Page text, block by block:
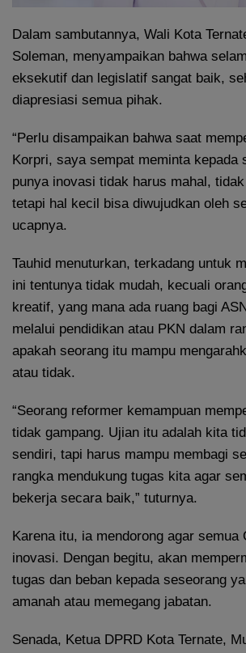
Dalam sambutannya, Wali Kota
Soleman, menyampaikan bahwa
eksekutif dan legislatif sangat baik,
diapresiasi semua pihak.
“Perlu disampaikan bahwa saat
Korpri, saya sempat meminta kepada
punya inovasi tidak harus mahal,
tetapi hal kecil bisa diwujudkan oleh
ucapnya.
Tauhid menuturkan, terkadang untuk
ini tentunya tidak mudah, kecuali
kreatif, yang mana ada ruang bagi
melalui pendidikan atau PKN dalam
apakah seorang itu mampu
atau tidak.
“Seorang reformer kemampuan
tidak gampang. Ujian itu adalah kita
sendiri, tapi harus mampu membagi
rangka mendukung tugas kita agar
bekerja secara baik,” tuturnya.
Karena itu, ia mendorong agar semua
inovasi. Dengan begitu, akan
tugas dan beban kepada seseorang
amanah atau memegang jabatan.
Senada, Ketua DPRD Kota Ternate,